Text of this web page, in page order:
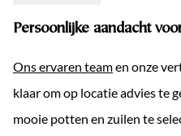
Persoonlijke aandacht
Ons ervaren teamen onze
klaar om op locatie advies te
mooie potten en zuilen te